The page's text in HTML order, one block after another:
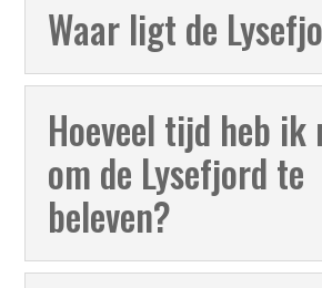
Waar ligt de
Hoeveel tijd heb ik
om de Lysefjord te
beleven?